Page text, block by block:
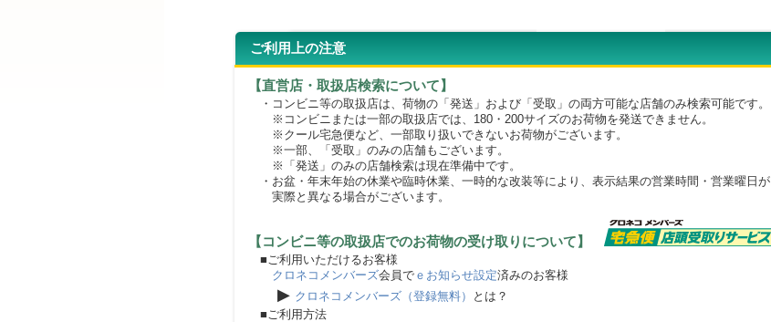
ご利用上の注意
【直営店・取扱店検索について】
・コンビニ等の取扱店は、荷物の「発送」および「受取」の両方可能な店舗のみ検索可能です。
※コンビニまたは一部の取扱店では、180・200サイズのお荷物を発送できません。
※クール宅急便など、一部取り扱いできないお荷物がございます。
※一部、「受取」のみの店舗もございます。
※「発送」のみの店舗検索は現在準備中です。
・お盆・年末年始の休業や臨時休業、一時的な改装等により、表示結果の営業時間・営業曜日が
実際と異なる場合がございます。
【コンビニ等の取扱店でのお荷物の受け取りについて】
■ご利用いただけるお客様
クロネコメンバーズ会員で ｅお知らせ設定済みのお客様
▶ クロネコメンバーズ（登録無料）
とは？
■ご利用方法